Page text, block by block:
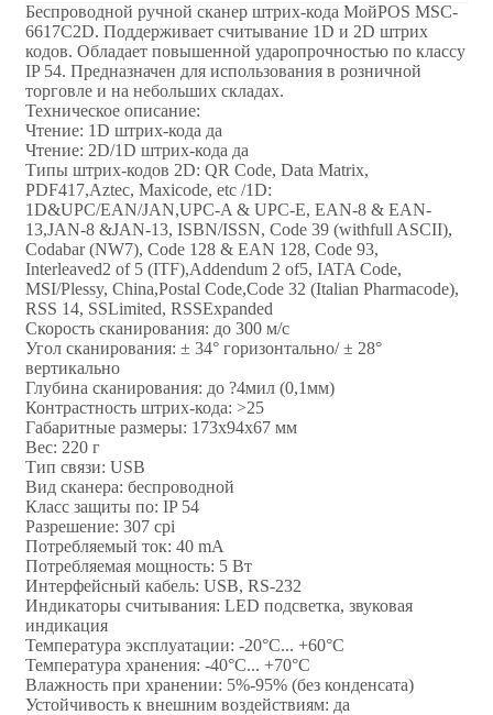
Беспроводной ручной cканер штрих-кода МойPOS MSC-
6617C2D. Поддерживает считывание 1D и 2D штрих
кодов. Обладает повышенной ударопрочностью по классу
IP 54. Предназначен для использования в розничной
торговле и на небольших складах.
Техническое описание:
Чтение: 1D штрих-кода да
Чтение: 2D/1D штрих-кода да
Типы штрих-кодов 2D: QR Code, Data Matrix,
PDF417,Aztec, Maxicode, etc /1D:
1D&UPC/EAN/JAN,UPC-A & UPC-E, EAN-8 & EAN-
13,JAN-8 &JAN-13, ISBN/ISSN, Code 39 (withfull ASCII),
Codabar (NW7), Code 128 & EAN 128, Code 93,
Interleaved2 of 5 (ITF),Addendum 2 of5, IATA Code,
MSI/Plessy, China,Postal Code,Code 32 (Italian Pharmacode),
RSS 14, SSLimited, RSSExpanded
Скорость сканирования: до 300 м/с
Угол сканирования: ± 34° горизонтально/ ± 28°
вертикально
Глубина сканирования: до ?4мил (0,1мм)
Контрастность штрих-кода: >25
Габаритные размеры: 173x94x67 мм
Вес: 220 г
Тип связи: USB
Вид сканера: беспроводной
Класс защиты по: IP 54
Разрешение: 307 cpi
Потребляемый ток: 40 mA
Потребляемая мощность: 5 Вт
Интерфейсный кабель: USB, RS-232
Индикаторы считывания: LED подсветка, звуковая
индикация
Температура эксплуатации: -20°C... +60°C
Температура хранения: -40°C... +70°C
Влажность при хранении: 5%-95% (без конденсата)
Устойчивость к внешним воздействиям: да